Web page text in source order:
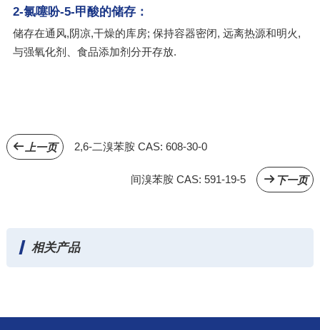
2-氯噻吩-5-甲酸的储存：
储存在通风,阴凉,干燥的库房; 保持容器密闭, 远离热源和明火,
与强氧化剂、食品添加剂分开存放.
上一页 2,6-二溴苯胺 CAS: 608-30-0
下一页
间溴苯胺 CAS: 591-19-5
相关产品